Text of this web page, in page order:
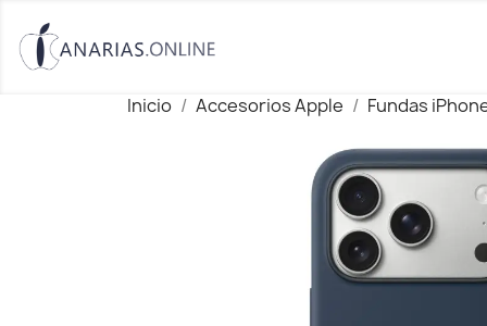
Inicio Accesorios Apple Fundas